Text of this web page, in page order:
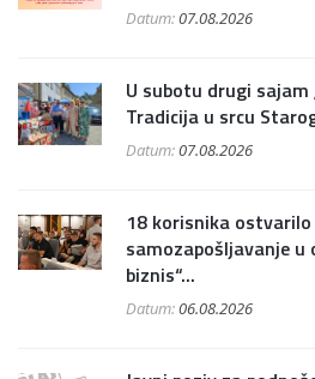
Datum:07.08.2026
U subotu drugi sajam
Tradicija u srcu
Datum:07.08.2026
18 korisnika
samozapošljavanje u
biznis“...
Datum:06.08.2026